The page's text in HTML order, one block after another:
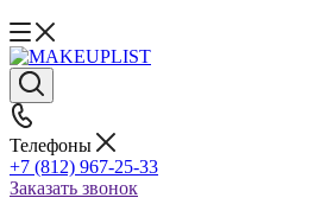
Телефоны
+7 (812) 967-25-33
Заказать звонок